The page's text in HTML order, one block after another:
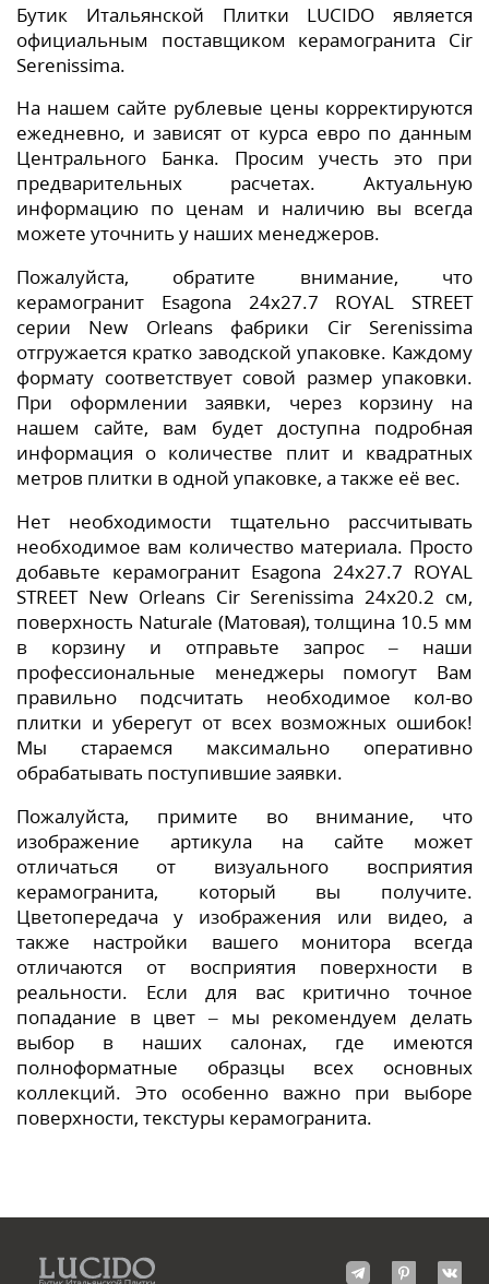
Бутик Итальянской Плитки LUCIDO является
официальным поставщиком керамогранита Cir
Serenissima.
На нашем сайте рублевые цены корректируются
ежедневно, и зависят от курса евро по данным
Центрального Банка. Просим учесть это при
предварительных расчетах. Актуальную
информацию по ценам и наличию вы всегда
можете уточнить у наших менеджеров.
Пожалуйста, обратите внимание, что
керамогранит Esagona 24х27.7 ROYAL STREET
серии New Orleans фабрики Cir Serenissima
отгружается кратко заводской упаковке. Каждому
формату соответствует совой размер упаковки.
При оформлении заявки, через корзину на
нашем сайте, вам будет доступна подробная
информация о количестве плит и квадратных
метров плитки в одной упаковке, а также её вес.
Нет необходимости тщательно рассчитывать
необходимое вам количество материала. Просто
добавьте керамогранит Esagona 24х27.7 ROYAL
STREET New Orleans Cir Serenissima 24x20.2 см,
поверхность Naturale (Матовая), толщина 10.5 мм
в корзину и отправьте запрос – наши
профессиональные менеджеры помогут Вам
правильно подсчитать необходимое кол-во
плитки и уберегут от всех возможных ошибок!
Мы стараемся максимально оперативно
обрабатывать поступившие заявки.
Пожалуйста, примите во внимание, что
изображение артикула на сайте может
отличаться от визуального восприятия
керамогранита, который вы получите.
Цветопередача у изображения или видео, а
также настройки вашего монитора всегда
отличаются от восприятия поверхности в
реальности. Если для вас критично точное
попадание в цвет – мы рекомендуем делать
выбор в наших салонах, где имеются
полноформатные образцы всех основных
коллекций. Это особенно важно при выборе
поверхности, текстуры керамогранита.